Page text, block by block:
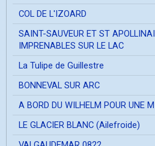
COL DE L'IZOARD
SAINT-SAUVEUR ET ST
IMPRENABLES SUR LE LAC
La Tulipe de Guillestre
BONNEVAL SUR ARC
A BORD DU WILHELM POUR UNE
LE GLACIER BLANC (Ailefroide)